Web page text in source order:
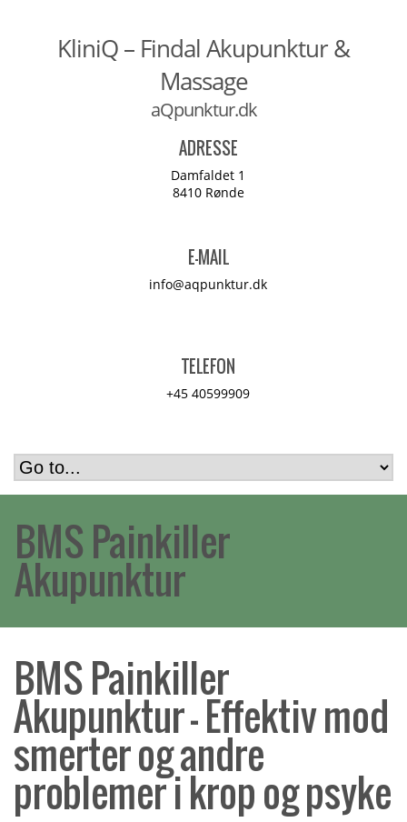
KliniQ – Findal Akupunktur &
Massage
aQpunktur.dk
ADRESSE
Damfaldet 1
8410 Rønde
E-MAIL
info@aqpunktur.dk
TELEFON
+45 40599909
BMS Painkiller
Akupunktur
BMS Painkiller
Akupunktur – Effektiv mod
smerter og andre
problemer i krop og psyke